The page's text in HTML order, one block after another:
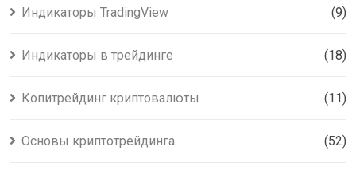
Индикаторы TradingView (9)
Индикаторы в трейдинге (18)
Копитрейдинг криптовалюты (11)
Основы криптотрейдинга (52)